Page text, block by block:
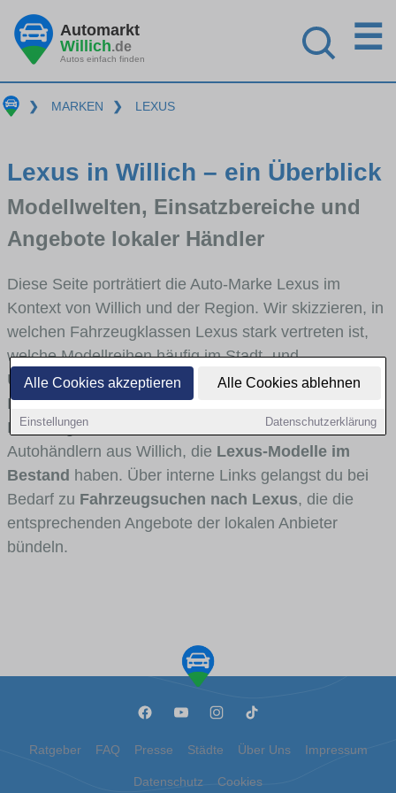
Alle Cookies akzeptieren Alle Cookies ablehnen
Einstellungen Datenschutzerklärung
Automarkt
Willich.de
Autos einfach finden
☰
❯ MARKEN ❯ LEXUS
Lexus in Willich – ein Überblick
Modellwelten, Einsatzbereiche und
Angebote lokaler Händler
Diese Seite porträtiert die Auto-Marke Lexus im
Kontext von Willich und der Region. Wir skizzieren, in
welchen Fahrzeugklassen Lexus stark vertreten ist,
welche Modellreihen häufig im Stadt- und
Umlandverkehr zu sehen sind und für welche
Fahrertypen die Marke interessant ist. Viele
Fahrzeuge stammen von Autohäusern und
Autohändlern aus Willich, die Lexus-Modelle im
Bestand haben. Über interne Links gelangst du bei
Bedarf zu Fahrzeugsuchen nach Lexus, die die
entsprechenden Angebote der lokalen Anbieter
bündeln.
Ratgeber FAQ Presse Städte Über Uns Impressum
Datenschutz Cookies